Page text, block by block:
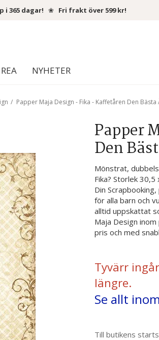
i 365 dagar! ❀ Fri frakt över 599 kr!
REA NYHETER
/ Papper Maja Design - Fika - Kaffetåren Den Bästa
Papper
Den
Mönstrat,
Fika? Storlek
Din
för alla barn och
alltid uppskattat
Maja Design
pris och med
Tyvärr
längre.
Se allt
Till butikens